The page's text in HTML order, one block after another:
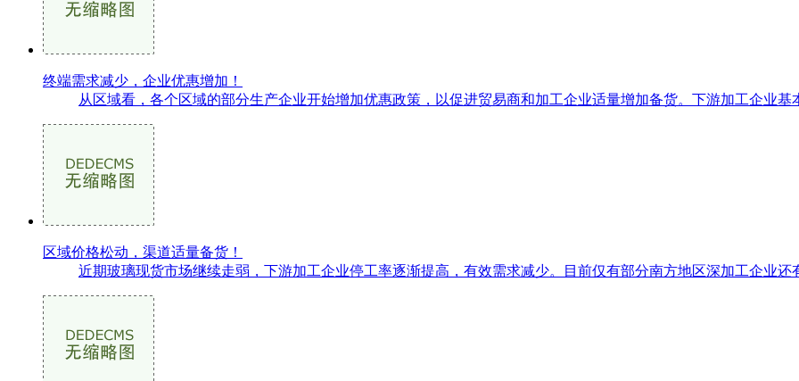
终端需求减少，企业优惠增加！
从区域看，各个区域的部分生产企业开始增加优惠政策，以促进贸易商和加工企业适量增加备货。下游加工企业
区域价格松动，渠道适量备货！
近期玻璃现货市场继续走弱，下游加工企业停工率逐渐提高，有效需求减少。目前仅有部分南方地区深加工企业